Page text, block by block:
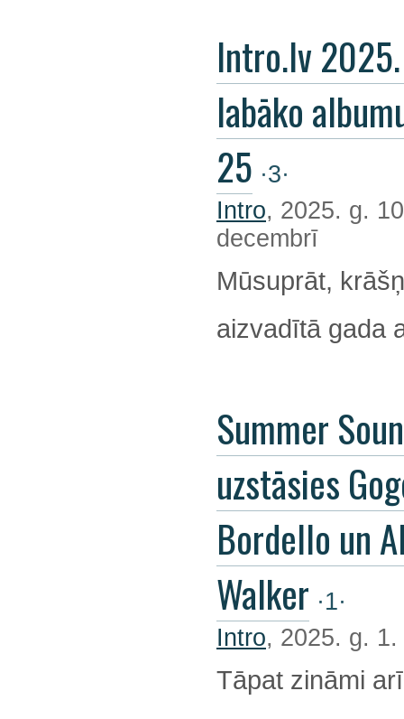
Intro.lv
labāko
25 ·3·
Intro, 2025. g.
decembrī
Mūsuprāt,
aizvadītā gada
Summer
uzstāsies
Bordello un
Walker ·1·
Intro, 2025. g.
Tāpat zināmi